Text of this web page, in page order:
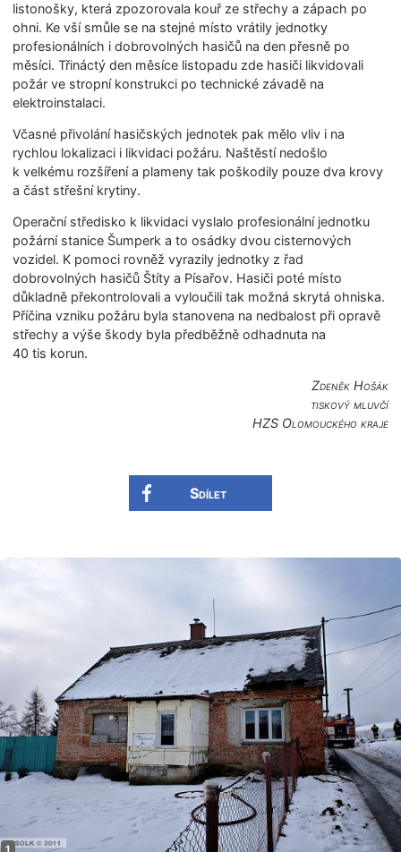
listonošky, která zpozorovala kouř ze střechy a zápach po
ohni. Ke vší smůle se na stejné místo vrátily jednotky
profesionálních i dobrovolných hasičů na den přesně po
měsíci. Třináctý den měsíce listopadu zde hasiči likvidovali
požár ve stropní konstrukci po technické závadě na
elektroinstalaci.
Včasné přivolání hasičských jednotek pak mělo vliv i na
rychlou lokalizaci i likvidaci požáru. Naštěstí nedošlo
k velkému rozšíření a plameny tak poškodily pouze dva krovy
a část střešní krytiny.
Operační středisko k likvidaci vyslalo profesionální jednotku
požární stanice Šumperk a to osádky dvou cisternových
vozidel. K pomoci rovněž vyrazily jednotky z řad
dobrovolných hasičů Štíty a Písařov. Hasiči poté místo
důkladně překontrolovali a vyloučili tak možná skrytá ohniska.
Příčina vzniku požáru byla stanovena na nedbalost při opravě
střechy a výše škody byla předběžně odhadnuta na
40 tis korun.
Zdeněk Hošák
tiskový mluvčí
HZS Olomouckého kraje
Sdílet